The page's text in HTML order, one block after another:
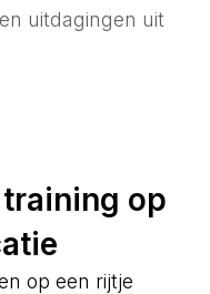
uitdagingen uit
op
op een rijtje